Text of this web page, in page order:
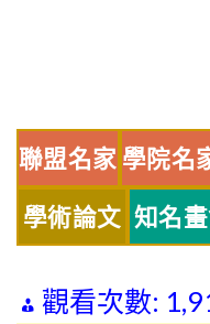
聯盟名家 學院名
學術論文 知名
觀看次數: